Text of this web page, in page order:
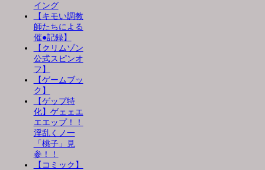
イング
【キモい調教
師たちによる
催●記録】
【クリムゾン
公式スピンオ
フ】
【ゲームブッ
ク】
【ゲップ特
化】ゲェェエ
エエップ！！
淫乱くノ一
「桃子」見
参！！
【コミック】